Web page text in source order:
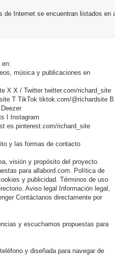
de Internet se encuentran listados en
en:
música y publicaciones en
X X / Twitter twitter.com/richard_site
T TikTok tiktok.com/@richardsite B
Deezer
Instagram
es.pinterest.com/richard_site
y las formas de contacto
visión y propósito del proyecto.
para allabord.com. Política de
y publicidad. Términos de uso
Aviso legal
Información legal,
Contáctanos directamente por
y escuchamos propuestas para
y diseñada para navegar de